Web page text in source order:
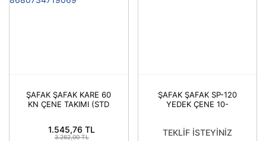
ŞAFAK ŞAFAK KARE 60
KN ÇENE TAKIMI (STD
1.545,76 TL
3.262,00 TL
ŞAFAK ŞAFAK SP-120
YEDEK ÇENE 10-
TEKLİF İSTEYİNİZ